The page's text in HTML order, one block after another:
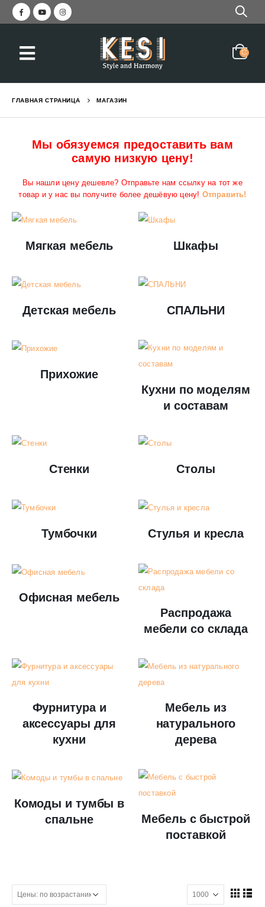
ГЛАВНАЯ СТРАНИЦА МАГАЗИН
Мы обязуемся предоставить вам
самую низкую цену!
Вы нашли цену дешевле? Отправьте нам ссылку на тот же
товар и у нас вы получите более дешёвую цену! Отправить!
Мягкая мебель Шкафы
Детская мебель СПАЛЬНИ
Прихожие
Кухни по моделям
и составам
Стенки Столы
Тумбочки Стулья и кресла
Офисная мебель
Распродажа
мебели со склада
Фурнитура и
аксессуары для
кухни
Мебель из
натурального
дерева
Комоды и тумбы в
спальне
Мебель с быстрой
поставкой